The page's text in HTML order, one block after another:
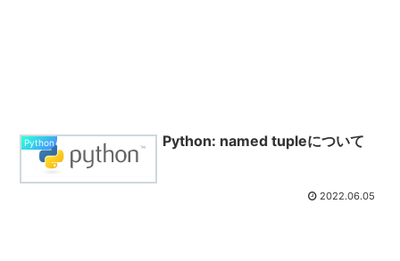
Python Python: named tupleについて
2022.06.05